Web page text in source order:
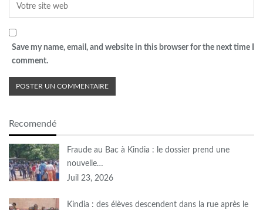
Save my name, email, and website in this browser for the next time I
comment.
Recomendé
Fraude au Bac à Kindia : le dossier prend une
nouvelle…
Juil 23, 2026
Kindia : des élèves descendent dans la rue après le